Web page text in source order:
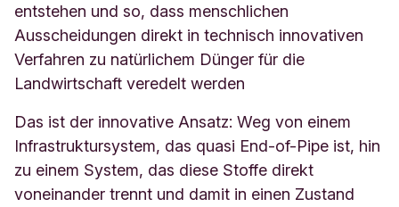
entstehen und so, dass menschlichen
Ausscheidungen direkt in technisch innovativen
Verfahren zu natürlichem Dünger für die
Landwirtschaft veredelt werden
Das ist der innovative Ansatz: Weg von einem
Infrastruktursystem, das quasi End-of-Pipe ist, hin
zu einem System, das diese Stoffe direkt
voneinander trennt und damit in einen Zustand